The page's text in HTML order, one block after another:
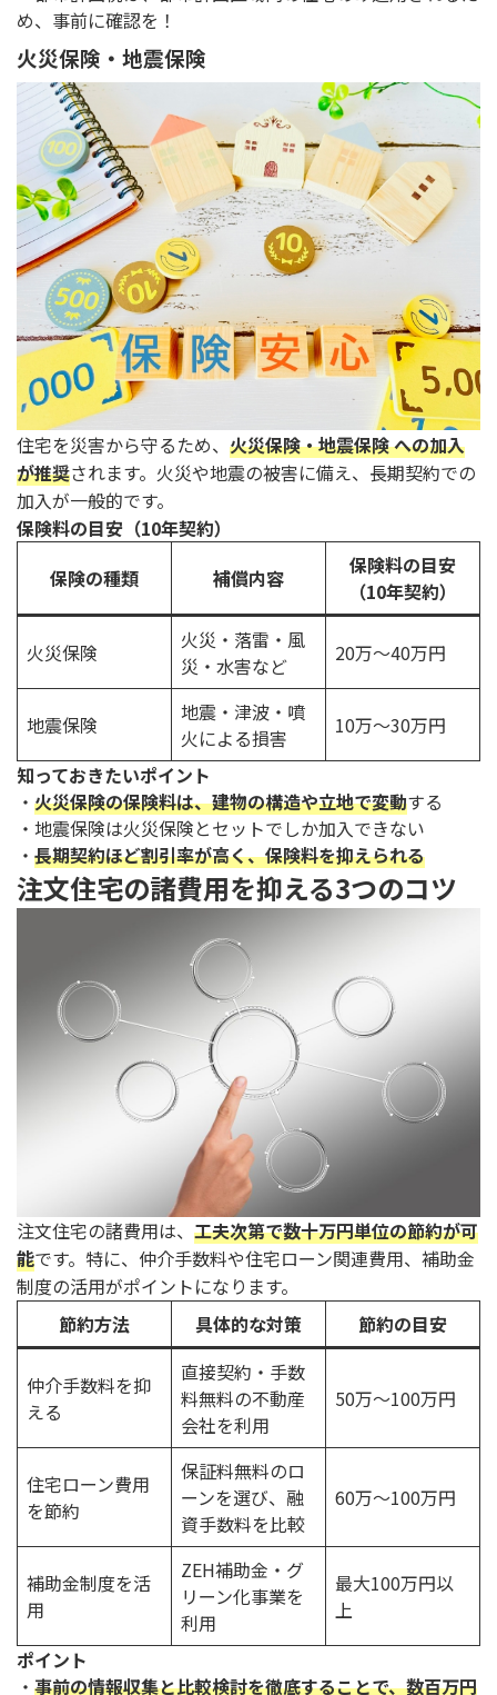
め、事前に確認を！
火災保険・地震保険
住宅を災害から守るため、 火災保険・地震保険 への加入
が推奨されます。火災や地震の被害に備え、長期契約での
加入が一般的です。
保険料の目安（10年契約）
保険の種類
補償内容
保険料の目安
（10年契約）
火災保険
火災・落雷・風
災・水害など
20万～40万円
地震保険
地震・津波・噴
火による損害
10万～30万円
知っておきたいポイント
・ 火災保険の保険料は、建物の構造や立地で変動する
・地震保険は火災保険とセットでしか加入できない
・ 長期契約ほど割引率が高く、保険料を抑えられる
注文住宅の諸費用を抑える3つのコツ
注文住宅の諸費用は、 工夫次第で数十万円単位の節約が可
能です。特に、仲介手数料や住宅ローン関連費用、補助金
制度の活用がポイントになります。
節約方法
具体的な対策 節約の目安
仲介手数料を抑
える
直接契約・手数
料無料の不動産
会社を利用
50万～100万円
住宅ローン費用
を節約
保証料無料のロ
ーンを選び、融
資手数料を比較
60万～100万円
補助金制度を活
用
ZEH補助金・グ
リーン化事業を
利用
最大100万円以
上
ポイント
・ 事前の情報収集と比較検討を徹底することで、数百万円